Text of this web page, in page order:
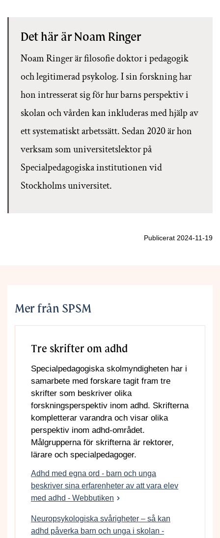
Det här är Noam Ringer
Noam Ringer är filosofie doktor i pedagogik
och legitimerad psykolog. I sin forskning har
hon intresserat sig för hur barns perspektiv i
skolan och vården kan inkluderas med hjälp av
ett systematiskt arbetssätt. Sedan 2020 är hon
verksam som universitetslektor på
Specialpedagogiska institutionen vid
Stockholms universitet.
Publicerat 2024-11-19
Mer från SPSM
Tre skrifter om adhd
Specialpedagogiska skolmyndigheten har i
samarbete med forskare tagit fram tre
skrifter som beskriver olika
forskningsperspektiv inom adhd. Skrifterna
kompletterar varandra och visar olika
perspektiv inom adhd-området.
Målgrupperna för skrifterna är rektorer,
lärare och specialpedagoger.
Adhd med egna ord - barn och unga
beskriver sina erfarenheter av att vara elev
med adhd - Webbutiken
Neuropsykologiska svårigheter – så kan
adhd påverka barn och unga i skolan -